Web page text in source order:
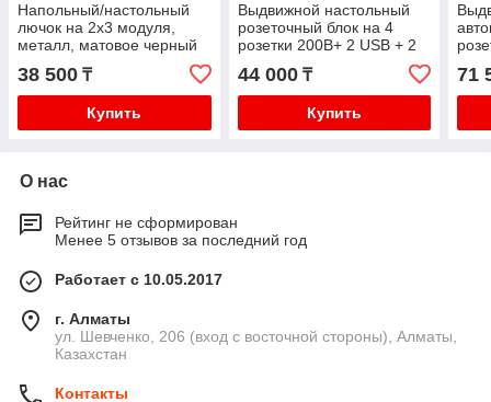
Напольный/настольный
лючок на 2х3 модуля,
металл, матовое черный
38 500 ₸
Купить
Выдвижной настольный
розеточный блок на 4
розетки 200B+ 2 USB + 2
RJ45+беспроводная.
зарядка, черный
44 000₸
Купить
1
71
О нас
Рейтинг не сформирован
Менее 5 отзывов за последний год
Работает с 10.05.2017
г. Алматы
ул. Шевченко, 206 (вход с восточной стороны), Алматы,
Казахстан
Контакты